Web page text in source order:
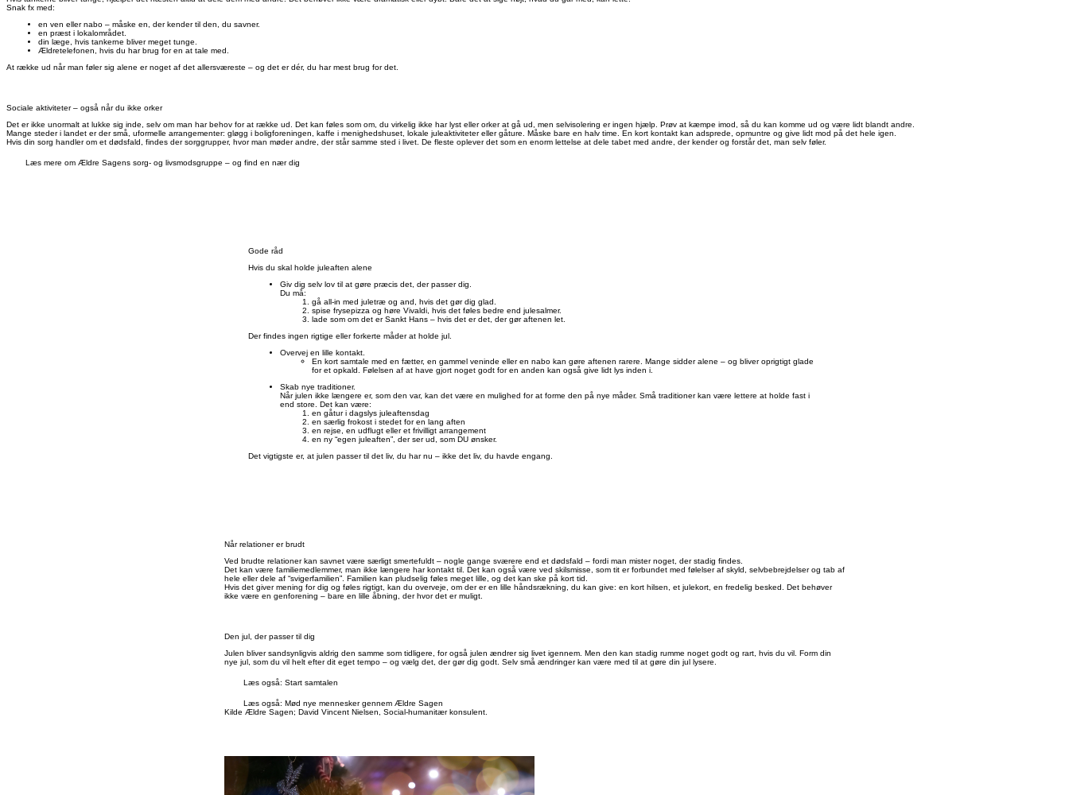
Snak fx med:
en ven eller nabo – måske en, der kender til den, du savner.
en præst i lokalområdet.
din læge, hvis tankerne bliver meget tunge.
Ældretelefonen, hvis du har brug for en at tale med.
At række ud når man føler sig alene er noget af det allersværeste – og det er dér, du har mest brug for det.
Sociale aktiviteter – også når du ikke orker
Det er ikke unormalt at lukke sig inde, selv om man har behov for at række ud. Det kan føles som om, du virkelig ikke har lyst eller orker at gå ud, men selvisolering er ingen hjælp. Prøv at kæmpe imod, så du kan komme ud og være lidt blandt andre.
Mange steder i landet er der små, uformelle arrangementer: gløgg i boligforeningen, kaffe i menighedshuset, lokale juleaktiviteter eller gåture. Måske bare en halv time. En kort kontakt kan adsprede, opmuntre og give lidt mod på det hele igen.
Hvis din sorg handler om et dødsfald, findes der sorggrupper, hvor man møder andre, der står samme sted i livet. De fleste oplever det som en enorm lettelse at dele tabet med andre, der kender og forstår det, man selv føler.
Læs mere om Ældre Sagens sorg- og livsmodsgruppe – og find en nær dig
Gode råd
Hvis du skal holde juleaften alene
Giv dig selv lov til at gøre præcis det, der passer dig.
Du må:
gå all-in med juletræ og and, hvis det gør dig glad.
spise frysepizza og høre Vivaldi, hvis det føles bedre end julesalmer.
lade som om det er Sankt Hans – hvis det er det, der gør aftenen let.
Der findes ingen rigtige eller forkerte måder at holde jul.
Overvej en lille kontakt.
En kort samtale med en fætter, en gammel veninde eller en nabo kan gøre aftenen rarere. Mange sidder alene – og bliver oprigtigt glade
for et opkald. Følelsen af at have gjort noget godt for en anden kan også give lidt lys inden i.
Skab nye traditioner.
Når julen ikke længere er, som den var, kan det være en mulighed for at forme den på nye måder. Små traditioner kan være lettere at holde fast i
end store. Det kan være:
en gåtur i dagslys juleaftensdag
en særlig frokost i stedet for en lang aften
en rejse, en udflugt eller et frivilligt arrangement
en ny “egen juleaften”, der ser ud, som DU ønsker.
Det vigtigste er, at julen passer til det liv, du har nu – ikke det liv, du havde engang.
Når relationer er brudt
Ved brudte relationer kan savnet være særligt smertefuldt – nogle gange sværere end et dødsfald – fordi man mister noget, der stadig findes.
Det kan være familiemedlemmer, man ikke længere har kontakt til. Det kan også være ved skilsmisse, som tit er forbundet med følelser af skyld, selvbebrejdelser og tab af
hele eller dele af “svigerfamilien”. Familien kan pludselig føles meget lille, og det kan ske på kort tid.
Hvis det giver mening for dig og føles rigtigt, kan du overveje, om der er en lille håndsrækning, du kan give: en kort hilsen, et julekort, en fredelig besked. Det behøver
ikke være en genforening – bare en lille åbning, der hvor det er muligt.
Den jul, der passer til dig
Julen bliver sandsynligvis aldrig den samme som tidligere, for også julen ændrer sig livet igennem. Men den kan stadig rumme noget godt og rart, hvis du vil. Form din
nye jul, som du vil helt efter dit eget tempo – og vælg det, der gør dig godt. Selv små ændringer kan være med til at gøre din jul lysere.
Læs også: Start samtalen
Læs også: Mød nye mennesker gennem Ældre Sagen
Kilde Ældre Sagen; David Vincent Nielsen, Social-humanitær konsulent.